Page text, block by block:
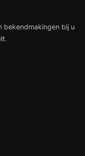
bekendmakingen bij u